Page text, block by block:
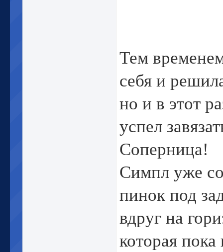
Тем
себя и
но и в этот
успел
Соперница!
Симпл уже
пинок под
вдруг на
которая пока